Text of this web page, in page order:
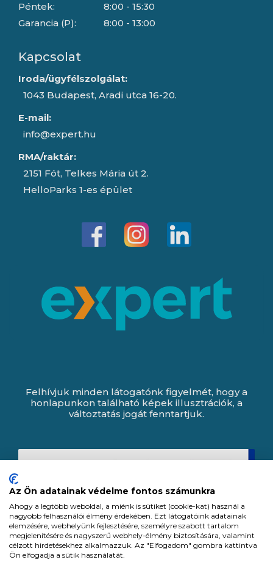
Péntek:
Garancia (P):
8:00 - 15:30
8:00 - 13:00
Kapcsolat
Iroda/ügyfélszolgálat:
1043 Budapest, Aradi utca 16-20.
E-mail:
info@expert.hu
RMA/raktár:
2151 Fót, Telkes Mária út 2.
HelloParks 1-es épület
Felhívjuk minden látogatónk figyelmét, hogy a
honlapunkon található képek illusztrációk, a
változtatás jogát fenntartjuk.
Az Ön adatainak védelme fontos számunkra
Ahogy a legtöbb weboldal, a miénk is sütiket (cookie-kat) használ a
nagyobb felhasználói élmény érdekében. Ezt látogatóink adatainak
elemzésére, webhelyünk fejlesztésére, személyre szabott tartalom
megjelenítésére és nagyszerű webhely-élmény biztosítására, valamint
célzott hirdetésekhez alkalmazzuk. Az "Elfogadom" gombra kattintva
Ön elfogadja a sütik használatát.